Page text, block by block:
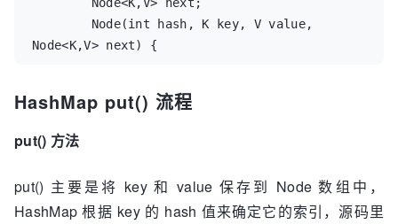
Node<K,V> next) {
        public final K getKey()        {
return key; }
        public final V getValue()      {
    }
HashMap put() 流程
put() 方法
put() 主要是将 key 和 value 保存到 Node 数组中，
HashMap 根据 key 的 hash 值来确定它的索引，源码里